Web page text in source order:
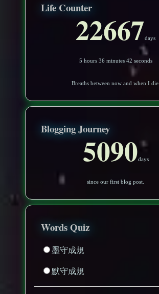
Life Counter
22667days
5 hours 36 minutes 39 seconds
Breaths between now and when I die.
Blogging Journey
5090days
since our first blog post.
Words Quiz
墨守成規
默守成規